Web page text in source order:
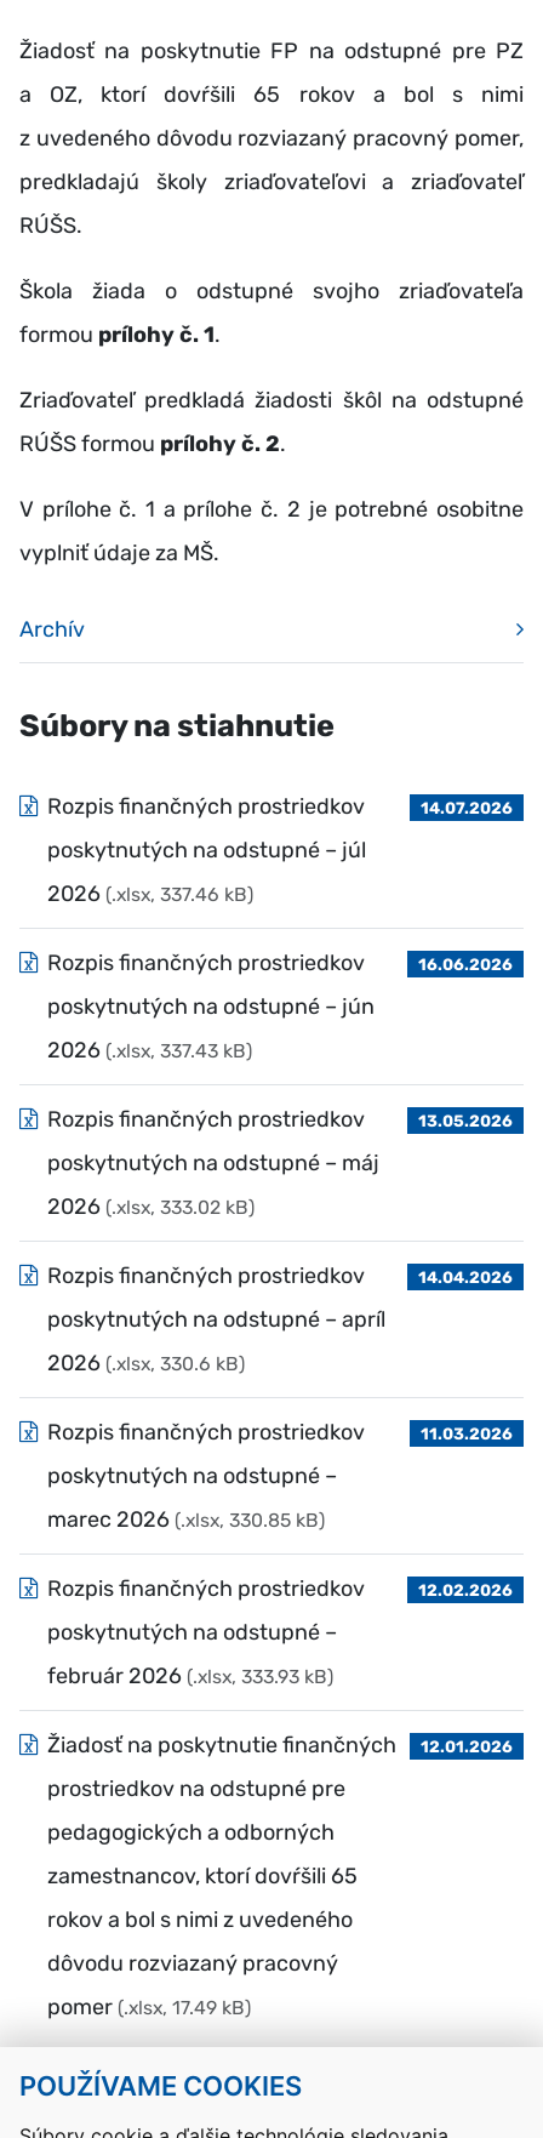
POUŽÍVAME COOKIES
Žiadosť na poskytnutie FP na odstupné pre PZ
a OZ, ktorí dovŕšili 65 rokov a bol s nimi
z uvedeného dôvodu rozviazaný pracovný pomer,
predkladajú školy zriaďovateľovi a zriaďovateľ
RÚŠS.
Škola žiada o odstupné svojho zriaďovateľa
formou prílohy č. 1.
Zriaďovateľ predkladá žiadosti škôl na odstupné
RÚŠS formou prílohy č. 2.
V prílohe č. 1 a prílohe č. 2 je potrebné osobitne
vyplniť údaje za MŠ.
Archív
Súbory na stiahnutie
Rozpis finančných prostriedkov
poskytnutých na odstupné – júl
2026 (.xlsx, 337.46 kB)
14.07.2026
Rozpis finančných prostriedkov
poskytnutých na odstupné – jún
2026 (.xlsx, 337.43 kB)
16.06.2026
Rozpis finančných prostriedkov
poskytnutých na odstupné – máj
2026 (.xlsx, 333.02 kB)
13.05.2026
Rozpis finančných prostriedkov
poskytnutých na odstupné – apríl
2026 (.xlsx, 330.6 kB)
14.04.2026
Rozpis finančných prostriedkov
poskytnutých na odstupné –
marec 2026 (.xlsx, 330.85 kB)
11.03.2026
Rozpis finančných prostriedkov
poskytnutých na odstupné –
február 2026 (.xlsx, 333.93 kB)
12.02.2026
Žiadosť na poskytnutie finančných
prostriedkov na odstupné pre
pedagogických a odborných
zamestnancov, ktorí dovŕšili 65
rokov a bol s nimi z uvedeného
dôvodu rozviazaný pracovný
pomer (.xlsx, 17.49 kB)
12.01.2026